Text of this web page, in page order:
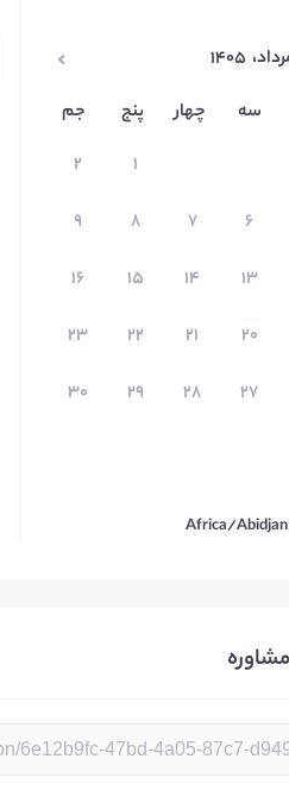
، ۱۴۰۵
سه چهار پنج
جم
۱
۲
۶ ۷ ۸
۹
۱۳ ۱۴ ۱۵
۱۶
۲۰ ۲۱ ۲۲
۲۳
۲۷ ۲۸ ۲۹
۳۰
Africa/